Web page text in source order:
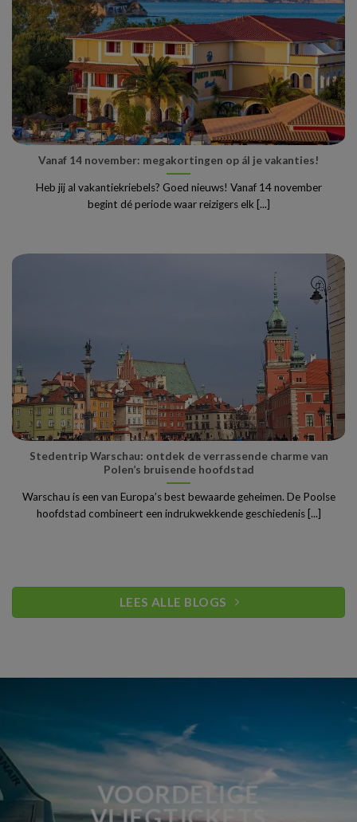
Vanaf 14 november: megakortingen op ál je vakanties!
Heb jij al vakantiekriebels? Goed nieuws! Vanaf 14 november
begint dé periode waar reizigers elk [...]
Stedentrip Warschau: ontdek de verrassende charme van
Polen’s bruisende hoofdstad
Warschau is een van Europa’s best bewaarde geheimen. De Poolse
hoofdstad combineert een indrukwekkende geschiedenis [...]
LEES ALLE BLOGS
VOORDELIGE